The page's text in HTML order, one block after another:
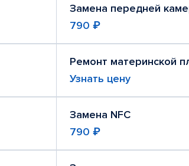
Замена передней
790 ₽
Ремонт материнской
Узнать цену
Замена NFC
790 ₽